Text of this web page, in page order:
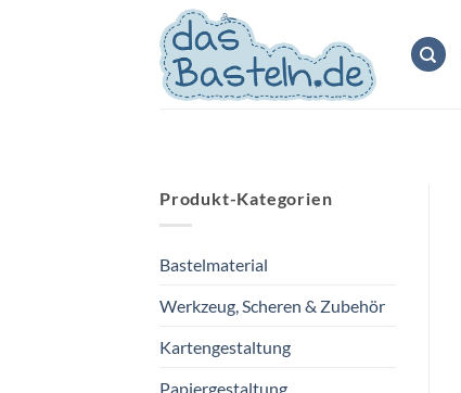
Produkt-Kategorien
Bastelmaterial
Werkzeug, Scheren & Zubehör
Kartengestaltung
Papiergestaltung